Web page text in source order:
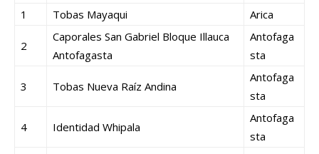
1 Tobas Mayaqui Arica
2
Caporales San Gabriel Bloque Illauca
Antofagasta
Antofaga
sta
3 Tobas Nueva Raíz Andina
Antofaga
sta
4 Identidad Whipala
Antofaga
sta